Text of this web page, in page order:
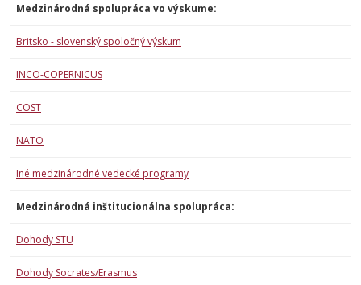
Medzinárodná spolupráca vo výskume:
Britsko - slovenský spoločný výskum
INCO-COPERNICUS
COST
NATO
Iné medzinárodné vedecké programy
Medzinárodná inštitucionálna spolupráca:
Dohody STU
Dohody Socrates/Erasmus